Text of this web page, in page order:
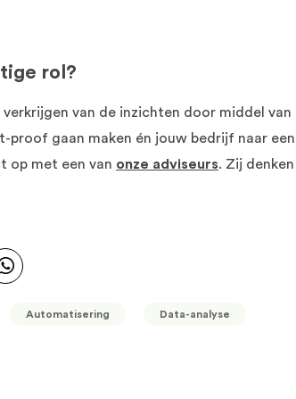
rol?
van de inzichten door middel van
proof gaan maken én jouw bedrijf naar een
op met een van onze adviseurs. Zij denken
Automatisering Data-analyse